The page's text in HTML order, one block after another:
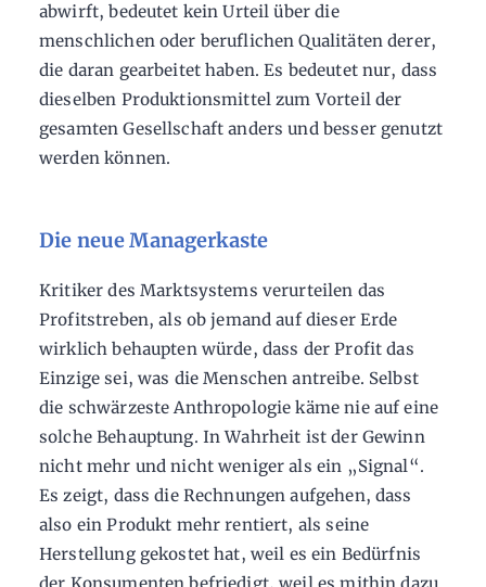
abwirft, bedeutet kein Urteil über die
menschlichen oder beruflichen Qualitäten derer,
die daran gearbeitet haben. Es bedeutet nur, dass
dieselben Produktionsmittel zum Vorteil der
gesamten Gesellschaft anders und besser genutzt
werden können.
Die neue Managerkaste
Kritiker des Marktsystems verurteilen das
Profitstreben, als ob jemand auf dieser Erde
wirklich behaupten würde, dass der Profit das
Einzige sei, was die Menschen antreibe. Selbst
die schwärzeste Anthropologie käme nie auf eine
solche Behauptung. In Wahrheit ist der Gewinn
nicht mehr und nicht weniger als ein „Signal“.
Es zeigt, dass die Rechnungen aufgehen, dass
also ein Produkt mehr rentiert, als seine
Herstellung gekostet hat, weil es ein Bedürfnis